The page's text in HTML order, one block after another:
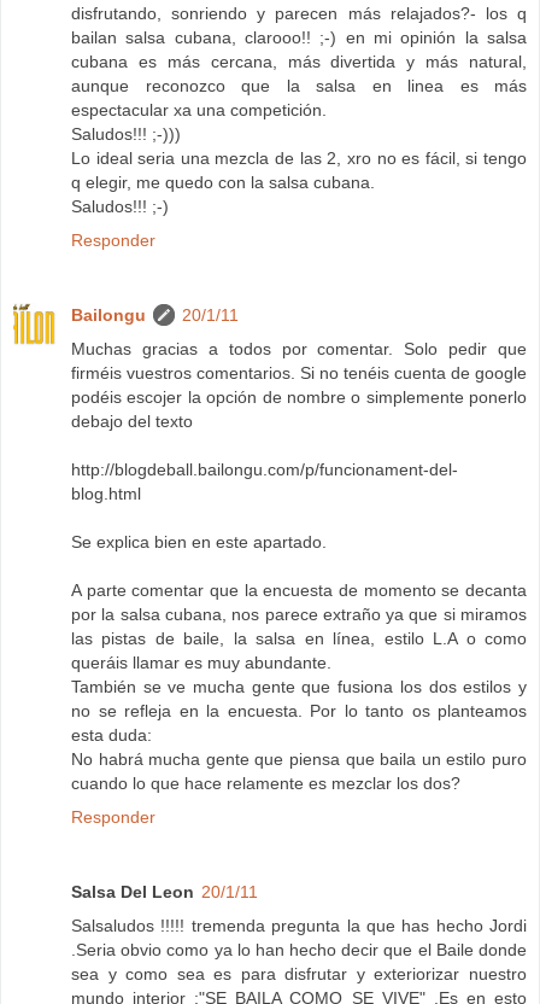
disfrutando, sonriendo y parecen más relajados?- los q
bailan salsa cubana, clarooo!! ;-) en mi opinión la salsa
cubana es más cercana, más divertida y más natural,
aunque reconozco que la salsa en linea es más
espectacular xa una competición.
Saludos!!! ;-)))
Lo ideal seria una mezcla de las 2, xro no es fácil, si tengo
q elegir, me quedo con la salsa cubana.
Saludos!!! ;-)
Responder
Bailongu
20/1/11
Muchas gracias a todos por comentar. Solo pedir que
firméis vuestros comentarios. Si no tenéis cuenta de google
podéis escojer la opción de nombre o simplemente ponerlo
debajo del texto
http://blogdeball.bailongu.com/p/funcionament-del-
blog.html
Se explica bien en este apartado.
A parte comentar que la encuesta de momento se decanta
por la salsa cubana, nos parece extraño ya que si miramos
las pistas de baile, la salsa en línea, estilo L.A o como
queráis llamar es muy abundante.
También se ve mucha gente que fusiona los dos estilos y
no se refleja en la encuesta. Por lo tanto os planteamos
esta duda:
No habrá mucha gente que piensa que baila un estilo puro
cuando lo que hace relamente es mezclar los dos?
Responder
Salsa Del Leon 20/1/11
Salsaludos !!!!! tremenda pregunta la que has hecho Jordi
.Seria obvio como ya lo han hecho decir que el Baile donde
sea y como sea es para disfrutar y exteriorizar nuestro
mundo interior :"SE BAILA COMO SE VIVE" .Es en esto